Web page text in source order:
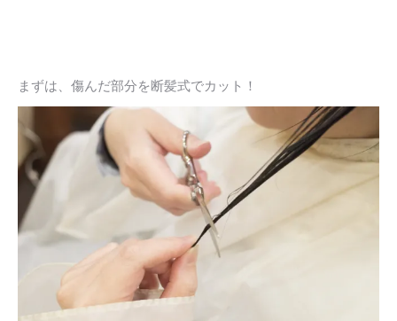
まずは、傷んだ部分を断髪式でカット！